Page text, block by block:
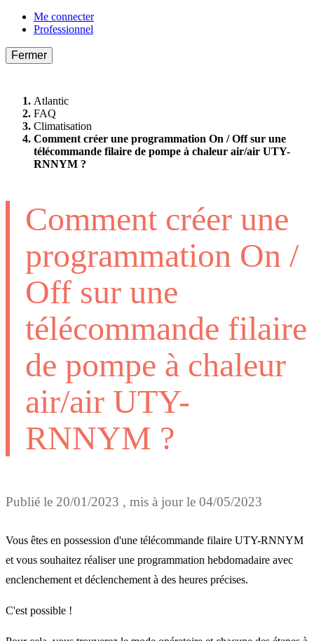
Me connecter
Professionnel
Fermer
Atlantic
FAQ
Climatisation
Comment créer une programmation On / Off sur une
télécommande filaire de pompe à chaleur air/air UTY-
RNNYM ?
Comment créer une
programmation On /
Off sur une
télécommande filaire
de pompe à chaleur
air/air UTY-
RNNYM ?
Publié le 20/01/2023 , mis à jour le 04/05/2023
Vous êtes en possession d'une télécommande filaire UTY-RNNYM
et vous souhaitez réaliser une programmation hebdomadaire avec
enclenchement et déclenchement à des heures précises.
C'est possible !